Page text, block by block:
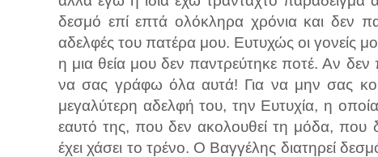
δεσμό επί επτά ολόκληρα χρόνια και δεν
αδελφές του πατέρα μου. Ευτυχώς οι γονείς
η μια θεία μου δεν παντρεύτηκε ποτέ. Αν
να σας γράφω όλα αυτά! Για να μην σας
μεγαλύτερη αδελφή του, την Ευτυχία, η
εαυτό της, που δεν ακολουθεί τη μόδα, που
έχει χάσει το τρένο. Ο Βαγγέλης διατηρεί